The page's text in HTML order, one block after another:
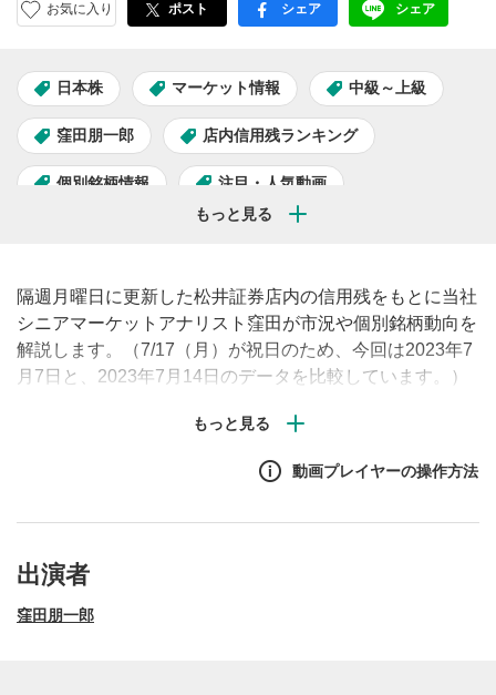
お気に入り ポスト facebook
シェア LINE
シェア
日本株 マーケット情報 中級～上級
窪田朋一郎 店内信用残ランキング
個別銘柄情報 注目・人気動画
隔週月曜日に更新した松井証券店内の信用残をもとに当社
シニアマーケットアナリスト窪田が市況や個別銘柄動向を
解説します。（7/17（月）が祝日のため、今回は2023年7
月7日と、2023年7月14日のデータを比較しています。）
す。さらに番組後半では、個別銘柄の信用残増減ランキン
グも公開します。信用残高の推移は将来の値動きの参考に
なりますので、信用取引を行っていない方も是非動画をご
動画プレイヤーの操作方法
出演者
窪田朋一郎